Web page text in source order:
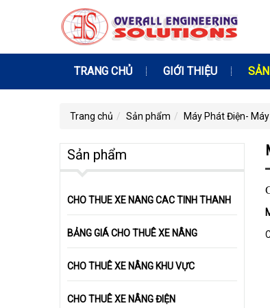
TRANG CHỦ GIỚI THIỆU
Trang chủ Sản phẩm Máy Phát Điện-
Sản phẩm
CHO THUE XE NANG CAC TINH THANH
BẢNG GIÁ CHO THUÊ XE NÂNG
CHO THUÊ XE NÂNG KHU VỰC
CHO THUÊ XE NÂNG ĐIỆN